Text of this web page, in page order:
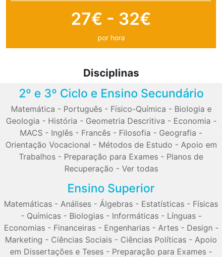
27€ - 32€
por hora
Disciplinas
2º e 3º Ciclo e Ensino Secundário
Matemática - Português- Físico-Química - Biologia e
Geologia - História - Geometria Descritiva - Economia -
MACS - Inglês - Francês - Filosofia - Geografia -
Orientação Vocacional - Métodos de Estudo - Apoio em
Trabalhos - Preparação para Exames - Planos de
Recuperação - Ver todas
Ensino Superior
Matemáticas - Análises - Álgebras - Estatísticas - Físicas
- Químicas- Biologias- Informáticas- Línguas-
Economias- Financeiras- Engenharias- Artes- Design -
Marketing - Ciências Sociais - Ciências Políticas - Apoio
em Dissertações e Teses - Preparação para Exames -